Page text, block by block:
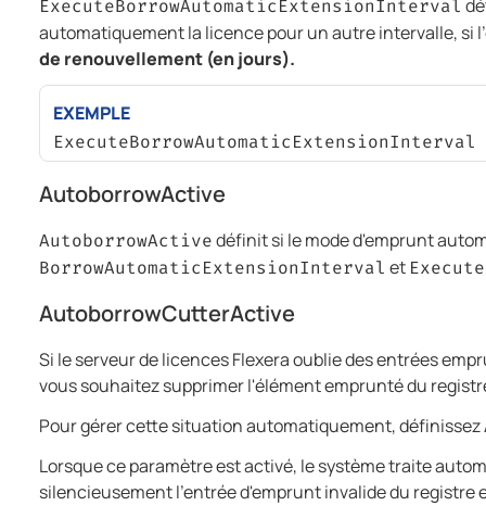
ExecuteBorrowAutomaticExtensionInterval
automatiquement la licence pour un autre intervalle,
de renouvellement (en jours).
EXEMPLE
AutoborrowActive
AutoborrowActivedéfinit si le mode d'emprunt
BorrowAutomaticExtensionInterval et
AutoborrowCutterActive
Si le serveur de licences Flexera oublie des entrées
vous souhaitez supprimer l'élément emprunté du
Pour gérer cette situation automatiquement, définissez
Lorsque ce paramètre est activé, le système traite
silencieusement l'entrée d'emprunt invalide du registre